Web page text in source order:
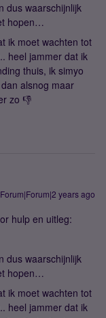
dus waarschijnlijk
hopen…
ik moet wachten tot
heel jammer dat ik
thuis, ik simyo
alsnog maar
zo 👎
Forum|Forum|2 years ago
hulp en uitleg:
dus waarschijnlijk
hopen…
ik moet wachten tot
heel jammer dat ik